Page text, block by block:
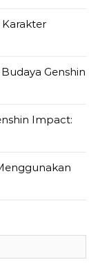
Genshin
Impact: